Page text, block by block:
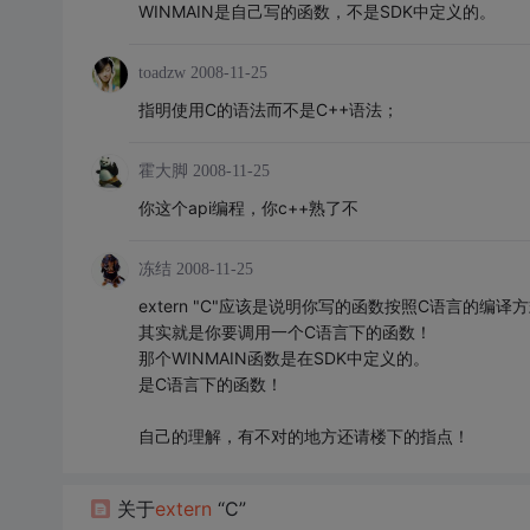
WINMAIN是自己写的函数，不是SDK中定义的。
toadzw 2008-11-25
指明使用C的语法而不是C++语法；
霍大脚 2008-11-25
你这个api编程，你c++熟了不
冻结 2008-11-25
extern "C"应该是说明你写的函数按照C语言的编译方
其实就是你要调用一个C语言下的函数！
那个WINMAIN函数是在SDK中定义的。
是C语言下的函数！
自己的理解，有不对的地方还请楼下的指点！
关于extern “C”